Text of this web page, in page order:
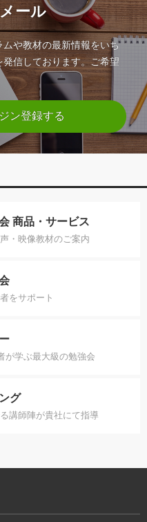
ール
や教材の最新情報をいち
信しております。ご希望
ン登録する
商品・サービス
・映像教材のご案内
をサポート
が学ぶ最大級の勉強会
グ
講師陣が貴社にて指導